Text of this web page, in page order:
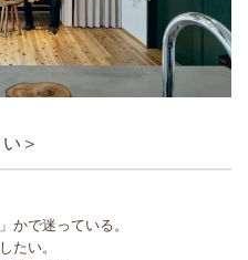
＞
かで迷っている。
たい。